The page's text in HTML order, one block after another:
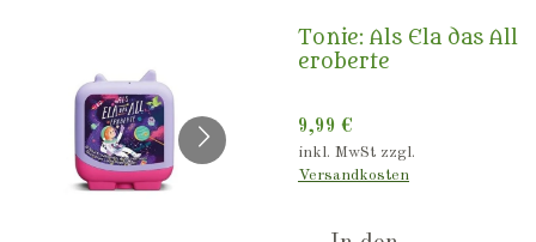
Tonie: Als Ela das All
eroberte
9,99 €
inkl. MwSt zzgl.
Versandkosten